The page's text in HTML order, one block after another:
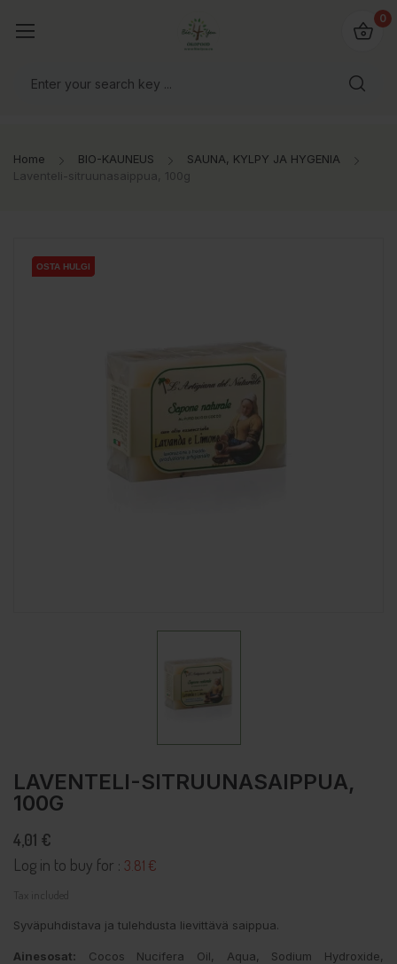
0
Home BIO-KAUNEUS
SAUNA, KYLPY JA HYGENIA
Laventeli-sitruunasaippua, 100g
OSTA HULGI
OSTA HULGI
OSTA HULGI
LAVENTELI-SITRUUNASAIPPUA,
100G
4,01 €
Log in to buy for : 3.81 €
Tax included
Syväpuhdistava ja tulehdusta lievittävä saippua.
Ainesosat: Cocos Nucifera Oil, Aqua, Sodium Hydroxide,